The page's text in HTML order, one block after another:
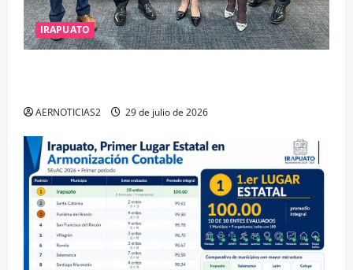
IRAPUATO
AERNOTICIAS2 29 de julio de 2026